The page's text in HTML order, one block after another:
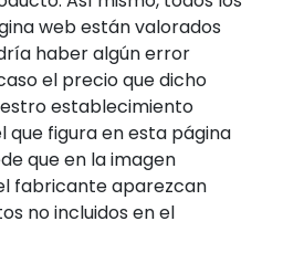
web están valorados
haber algún error
el precio que dicho
establecimiento
figura en esta página
que en la imagen
fabricante aparezcan
no incluidos en el